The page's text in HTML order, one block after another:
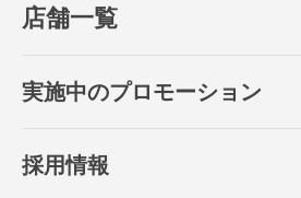
店舗一覧
実施中のプロモーション
採用情報